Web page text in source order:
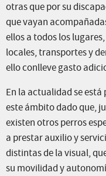
otras que por su
que vayan
ellos a todos los
locales, transportes y
ello conlleve gasto
En la actualidad se
este ámbito dado que,
existen otros perros
a prestar auxilio y
distintas de la visual,
su movilidad y